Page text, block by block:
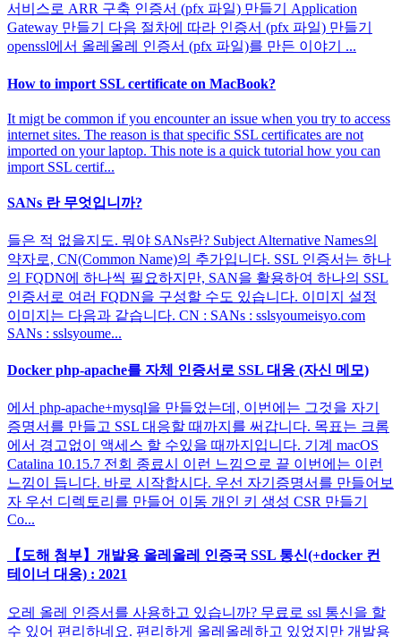
서비스로 ARR 구축 인증서 (pfx 파일) 만들기 Application
Gateway 만들기 다음 절차에 따라 인증서 (pfx 파일) 만들기
openssl에서 올레올레 인증서 (pfx 파일)를 만든 이야기 ...
How to import SSL certificate on MacBook?
It migt be common if you encounter an issue when you try to access
internet sites. The reason is that specific SSL certificates are not
imported on your laptop. This note is a quick tutorial how you can
import SSL certif...
SANs 란 무엇입니까?
들은 적 없을지도. 뭐야 SANs란? Subject Alternative Names의
약자로, CN(Common Name)의 추가입니다. SSL 인증서는 하나
의 FQDN에 하나씩 필요하지만, SAN을 활용하여 하나의 SSL
인증서로 여러 FQDN을 구성할 수도 있습니다. 이미지 설정
이미지는 다음과 같습니다. CN : SANs : sslsyoumeisyo.com
SANs : sslsyoume...
Docker php-apache를 자체 인증서로 SSL 대응 (자신 메모)
에서 php-apache+mysql을 만들었는데, 이번에는 그것을 자기
증명서를 만들고 SSL 대응할 때까지를 써갑니다. 목표는 크롬
에서 경고없이 액세스 할 수있을 때까지입니다. 기계 macOS
Catalina 10.15.7 전회 종료시 이런 느낌으로 끝 이번에는 이런
느낌이 듭니다. 바로 시작합시다. 우선 자기증명서를 만들어보
자 우선 디렉토리를 만들어 이동 개인 키 생성 CSR 만들기
Co...
【도해 첨부】개발용 올레올레 인증국 SSL 통신(+docker 컨
테이너 대응) : 2021
오레 올레 인증서를 사용하고 있습니까? 무료로 ssl 통신을 할
수 있어 편리하네요. 편리하게 올레올레하고 있었지만 개발용